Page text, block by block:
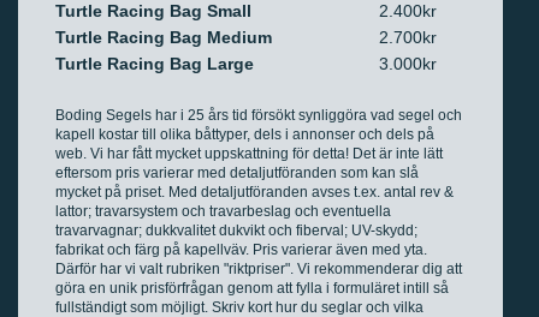
Turtle Racing Bag Small
2.400kr
Turtle Racing Bag Medium
2.700kr
Turtle Racing Bag Large
3.000kr
Boding Segels har i 25 års tid försökt synliggöra vad segel och
kapell kostar till olika båttyper, dels i annonser och dels på
web. Vi har fått mycket uppskattning för detta! Det är inte lätt
eftersom pris varierar med detaljutföranden som kan slå
mycket på priset. Med detaljutföranden avses t.ex. antal rev &
lattor; travarsystem och travarbeslag och eventuella
travarvagnar; dukkvalitet dukvikt och fiberval; UV-skydd;
fabrikat och färg på kapellväv. Pris varierar även med yta.
Därför har vi valt rubriken "riktpriser". Vi rekommenderar dig att
göra en unik prisförfrågan genom att fylla i formuläret intill så
fullständigt som möjligt. Skriv kort hur du seglar och vilka